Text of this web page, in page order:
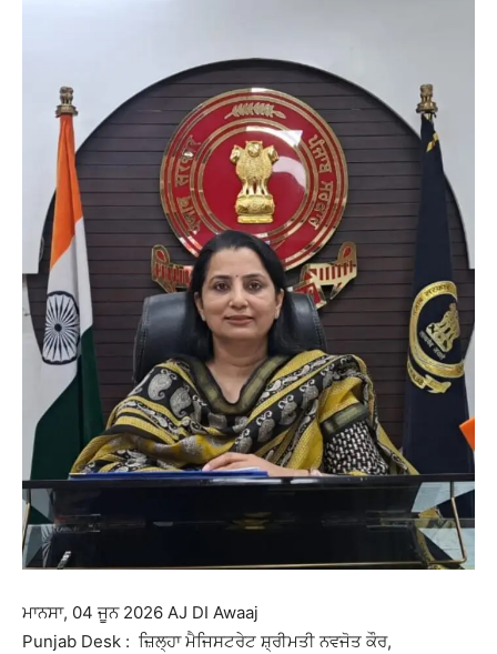
ਮਾਨਸਾ, 04 ਜੂਨ 2026 AJ DI Awaaj
Punjab Desk : ਜ਼ਿਲ੍ਹਾ ਮੈਜਿਸਟਰੇਟ ਸ਼੍ਰੀਮਤੀ ਨਵਜੋਤ ਕੌਰ,